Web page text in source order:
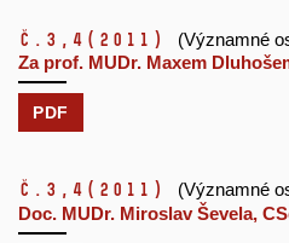
č.3,4 (2011)
(Významné
Za prof. MUDr. Maxem
PDF
č.3,4 (2011)
(Významné
Doc. MUDr. Miroslav Ševela,